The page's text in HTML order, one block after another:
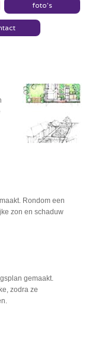
foto’s
Rondom een
zon en schaduw
gemaakt.
zodra ze